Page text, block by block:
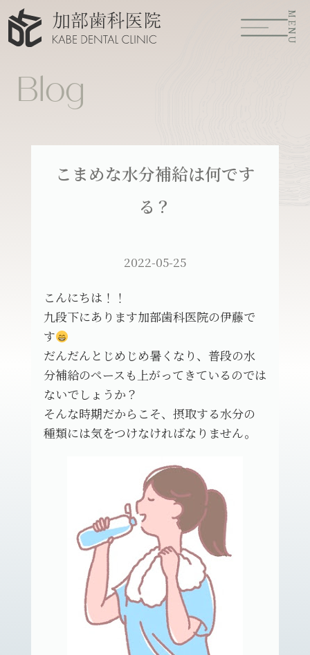
MENU
Blog
こまめな水分補給は何です
る？
2022-05-25
こんにちは！！
九段下にあります加部歯科医院の伊藤で
す
だんだんとじめじめ暑くなり、普段の水
分補給のペースも上がってきているのでは
ないでしょうか？
そんな時期だからこそ、摂取する水分の
種類には気をつけなければなりません。